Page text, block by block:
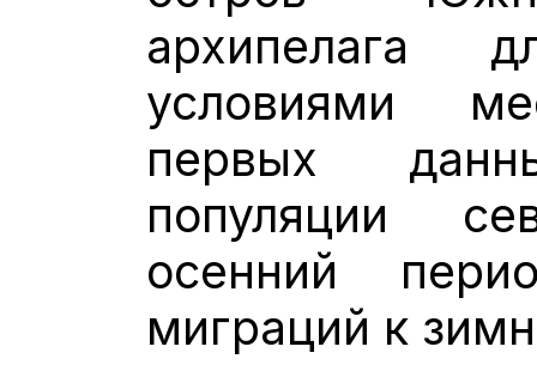
архипелага
условиями
первых
популяции
осенний
миграций к